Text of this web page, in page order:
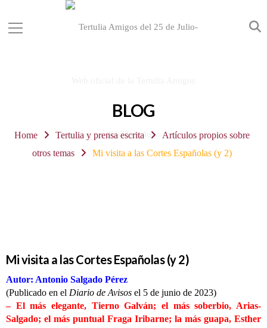
BLOG
Home Tertulia y prensa escrita
Artículos propios sobre
otros temas
Mi visita a las Cortes Españolas (y 2)
Mi visita a las Cortes Españolas (y 2)
Autor: Antonio Salgado Pérez
(Publicado en el Diario de Avisos el 5 de junio de 2023)
– El más elegante, Tierno Galván; el más soberbio, Arias-
Salgado; el más puntual Fraga Iribarne; la más guapa, Esther